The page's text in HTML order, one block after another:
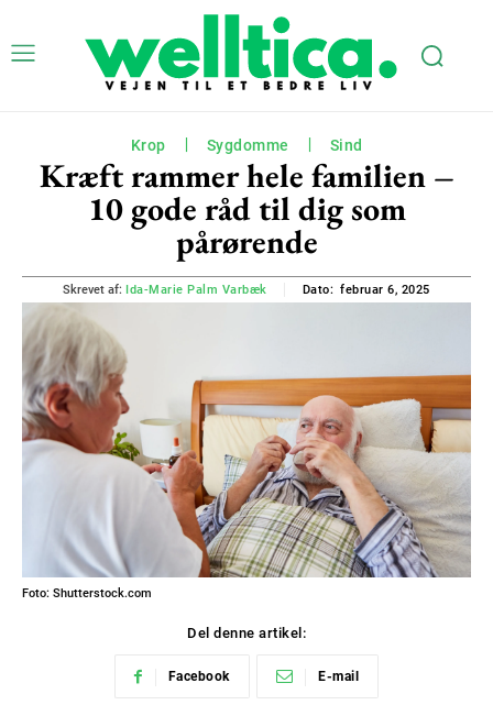
Krop Sygdomme Sind
Kræft rammer hele familien –
10 gode råd til dig som
pårørende
Skrevet af: Ida-Marie Palm Varbæk Dato: februar 6, 2025
Foto: Shutterstock.com
Del denne artikel:
Facebook E-mail